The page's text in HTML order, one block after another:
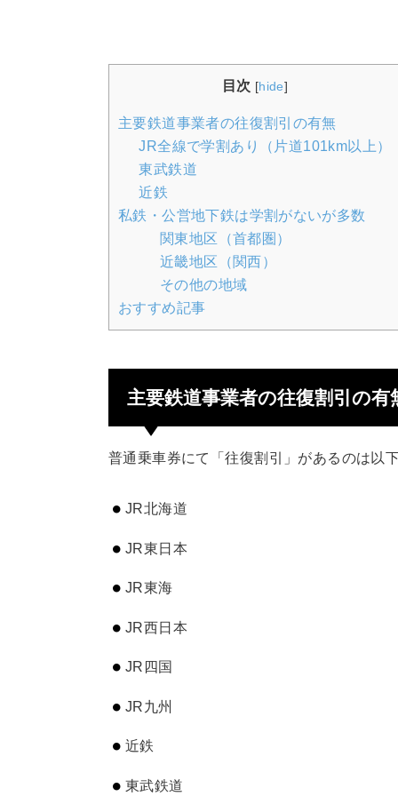
目次 [hide]
主要鉄道事業者の往復割引の有無
JR全線で学割あり（片道101km以上）
東武鉄道
近鉄
私鉄・公営地下鉄は学割がないが多数
関東地区（首都圏）
近畿地区（関西）
その他の地域
おすすめ記事
主要鉄道事業者の往復割引の有
普通乗車券にて「往復割引」があるのは以
JR北海道
JR東日本
JR東海
JR西日本
JR四国
JR九州
近鉄
東武鉄道